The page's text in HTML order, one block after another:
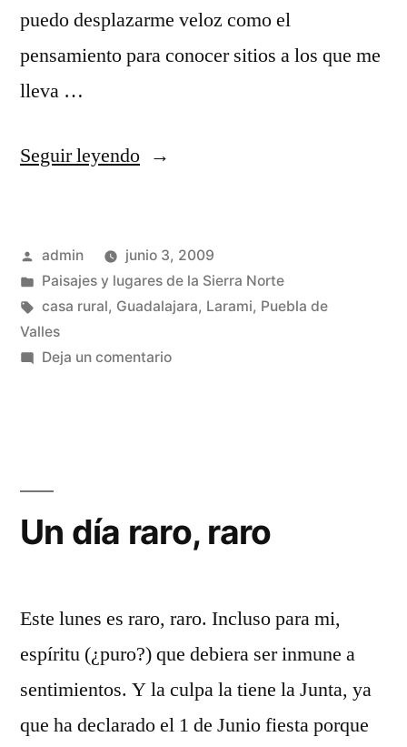
puedo desplazarme veloz como el
pensamiento para conocer sitios a los que me
lleva …
Seguir leyendo«Guadalajara,
Publicado
por
admin
junio 3, 2009
Publicado
en
Paisajes y lugares de la Sierra Norte
Etiquetas:
casa rural, Guadalajara, Larami, Puebla de
Valles
Deja un comentarioen
Un día raro, raro
Este lunes es raro, raro. Incluso para mi,
espíritu (¿puro?) que debiera ser inmune a
sentimientos. Y la culpa la tiene la Junta, ya
que ha declarado el 1 de Junio fiesta porque